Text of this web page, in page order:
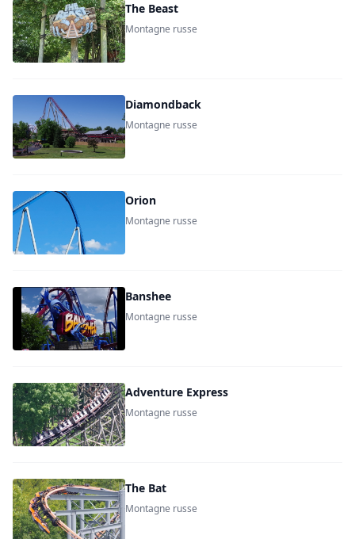
The Beast
Montagne russe
Diamondback
Montagne russe
Orion
Montagne russe
Banshee
Montagne russe
Adventure Express
Montagne russe
The Bat
Montagne russe